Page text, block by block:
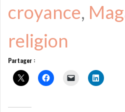
croyance,
religion
Partager :